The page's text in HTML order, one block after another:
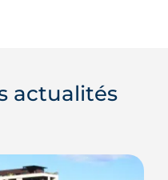
actualités